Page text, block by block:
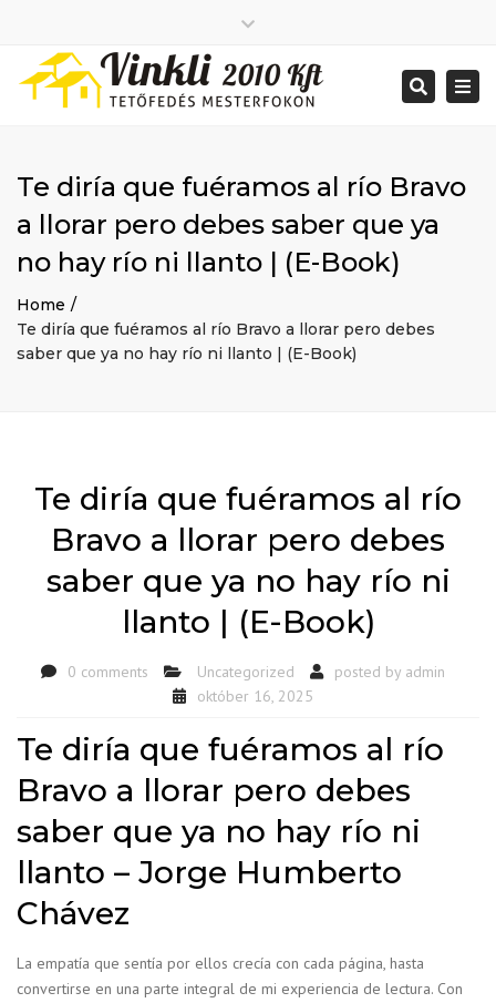
2026 január
2025 december
2025 augusztus
2025 július
2025 június
2020 december
Big buildings
Home
Project
Bejelentkezés
top
bar
Search
Te diría que fuéramos al río Bravo
a llorar pero debes saber que ya
no hay río ni llanto | (E-Book)
Home
Te diría que fuéramos al río Bravo a llorar pero debes
saber que ya no hay río ni llanto | (E-Book)
Te diría que fuéramos al río
Bravo a llorar pero debes
saber que ya no hay río ni
llanto | (E-Book)
0 comments Uncategorized posted by admin
október 16, 2025
Te diría que fuéramos al río
Bravo a llorar pero debes
saber que ya no hay río ni
llanto – Jorge Humberto
Chávez
La empatía que sentía por ellos crecía con cada página, hasta
convertirse en una parte integral de mi experiencia de lectura. Con